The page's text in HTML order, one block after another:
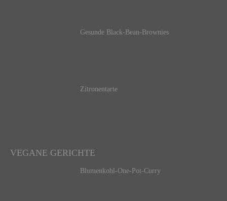
Gesunde Black-Bean-Brownies
Zitronentarte
VEGANE GERICHTE
Blumenkohl-One-Pot-Curry